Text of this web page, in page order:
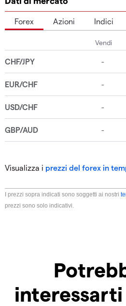
Forex Azioni Indici
Visualizza i prezzi del forex in
I prezzi sopra indicati sono soggetti ai nostri
prezzi sono solo indicativi.